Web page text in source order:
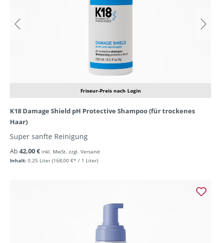
Friseur-Preis nach Login
K18 Damage Shield pH Protective Shampoo (für trockenes
Haar)
Super sanfte Reinigung
Inhalt: 0.25 Liter (168,00 €* / 1 Liter)
Ab42,00 € inkl. MwSt. zzgl. Versand